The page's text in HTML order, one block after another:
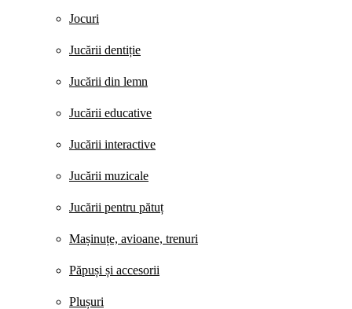
Jocuri
Jucării dentiție
Jucării din lemn
Jucării educative
Jucării interactive
Jucării muzicale
Jucării pentru pătuț
Mașinuțe, avioane, trenuri
Păpuși și accesorii
Plușuri